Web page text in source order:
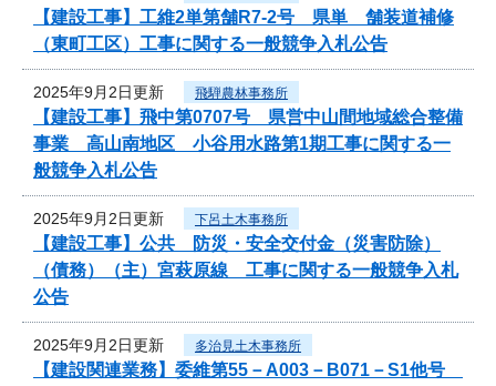
【建設工事】工維2単第舗R7-2号 県単 舗装道補修
（東町工区）工事に関する一般競争入札公告
2025年9月2日更新 飛騨農林事務所
【建設工事】飛中第0707号 県営中山間地域総合整備
事業 高山南地区 小谷用水路第1期工事に関する一
般競争入札公告
2025年9月2日更新 下呂土木事務所
【建設工事】公共 防災・安全交付金（災害防除）
（債務）（主）宮萩原線 工事に関する一般競争入札
公告
2025年9月2日更新 多治見土木事務所
【建設関連業務】委維第55－A003－B071－S1他号